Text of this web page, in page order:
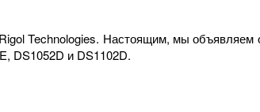
Technologies. Настоящим, мы
DS1052D и DS1102D.